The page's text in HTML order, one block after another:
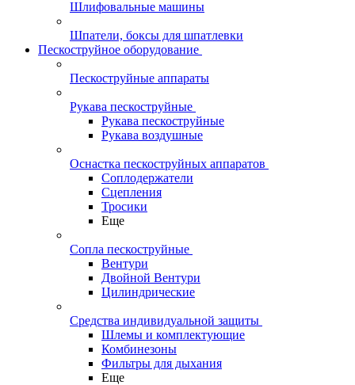
Шлифовальные машины
Шпатели, боксы для шпатлевки
Пескоструйное оборудование
Пескоструйные аппараты
Рукава пескоструйные
Рукава пескоструйные
Рукава воздушные
Оснастка пескоструйных аппаратов
Соплодержатели
Сцепления
Тросики
Еще
Сопла пескоструйные
Вентури
Двойной Вентури
Цилиндрические
Средства индивидуальной защиты
Шлемы и комплектующие
Комбинезоны
Фильтры для дыхания
Еще